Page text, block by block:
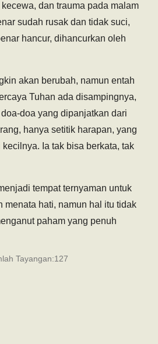
dan trauma pada malam
sudah rusak dan tidak suci,
hancur, dihancurkan oleh
akan berubah, namun entah
Tuhan ada disampingnya,
doa yang dipanjatkan dari
hanya setitik harapan, yang
Ia tak bisa berkata, tak
tempat ternyaman untuk
menata hati, namun hal itu tidak
paham yang penuh
Tayangan:127